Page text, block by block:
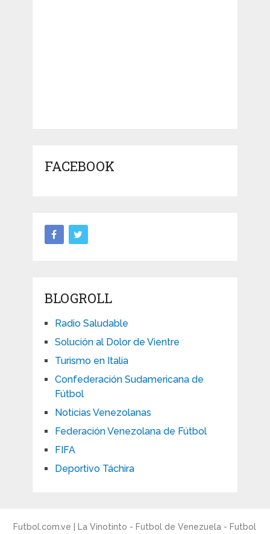
FACEBOOK
BLOGROLL
Radio Saludable
Solución al Dolor de Vientre
Turismo en Italia
Confederación Sudamericana de
Fútbol
Noticias Venezolanas
Federación Venezolana de Fútbol
FIFA
Deportivo Táchira
Futbol.com.ve | La Vinotinto - Futbol de Venezuela - Futbol